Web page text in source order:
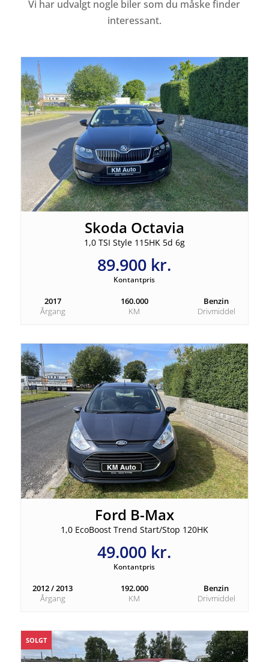
Vi har udvalgt nogle biler som du måske finder
interessant.
Skoda Octavia
1,0 TSI Style 115HK 5d 6g
89.900 kr.
Kontantpris
2017
Årgang
160.000
KM
Benzin
Drivmiddel
Ford B-Max
1,0 EcoBoost Trend Start/Stop 120HK
49.000 kr.
Kontantpris
2012 / 2013
Årgang
192.000
KM
Benzin
Drivmiddel
SOLGT